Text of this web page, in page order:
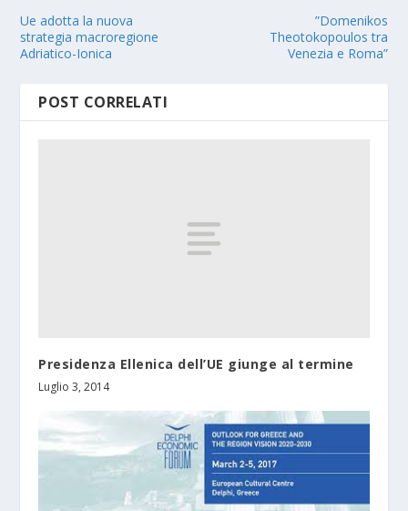
Ue adotta la nuova
strategia macroregione
Adriatico-Ionica
”Domenikos
Theotokopoulos tra
Venezia e Roma”
POST CORRELATI
Presidenza Ellenica dell’UE giunge al termine
Luglio 3, 2014